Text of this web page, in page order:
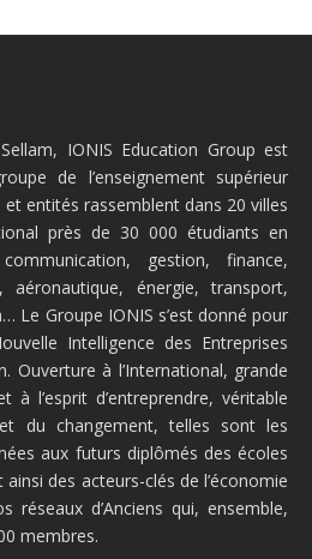
IONIS Education Group est
de l’enseignement supérieur
entités rassemblent dans 20 villes
près de 30 000 étudiants en
gestion, finance,
aéronautique, énergie, transport,
Le Groupe IONIS s’est donné pour
Intelligence des Entreprises
Ouverture à l’International, grande
à l’esprit d’entreprendre, véritable
du changement, telles sont les
aux futurs diplômés des écoles
des acteurs-clés de l’économie
réseaux d’Anciens qui, ensemble,
membres.